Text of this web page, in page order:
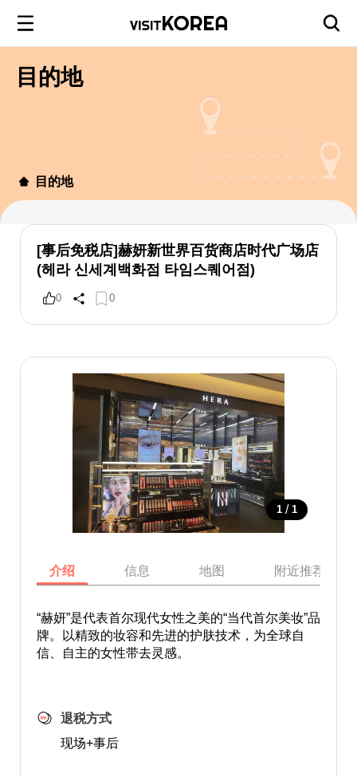
目的地
目的地
[事后免税店]赫妍新世界百货商店时代广场店
(헤라 신세계백화점 타임스퀘어점)
0 0
1 / 1
介绍 信息 地图 附近推荐景点
“赫妍”是代表首尔现代女性之美的“当代首尔美妆”品
牌。以精致的妆容和先进的护肤技术，为全球自
信、自主的女性带去灵感。
退税方式
现场+事后